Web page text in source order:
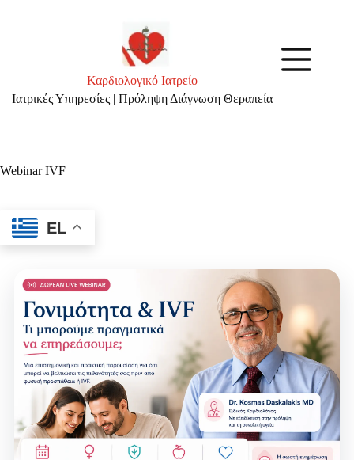
Καρδιολογικό Ιατρείο
Ιατρικές Υπηρεσίες | Πρόληψη Διάγνωση Θεραπεία
Webinar IVF
EL